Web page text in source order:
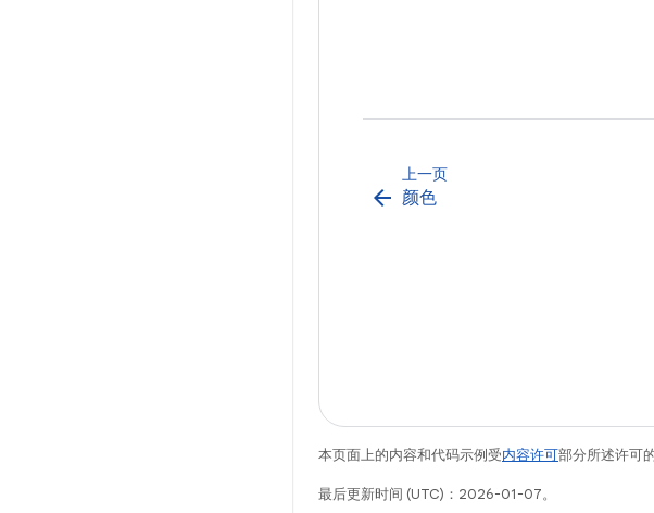
上一页
arrow_back 颜色
本页面上的内容和代码示例受内容许可部分所述许可
最后更新时间 (UTC)：2026-01-07。